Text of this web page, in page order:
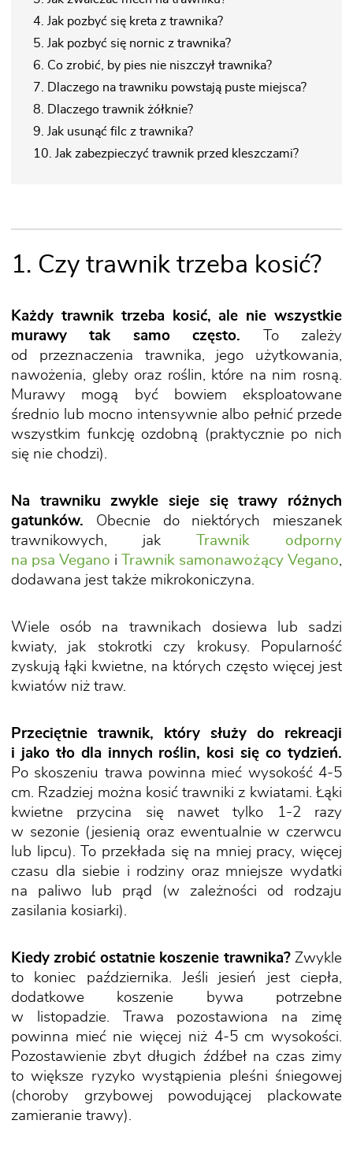
4. Jak pozbyć się kreta z trawnika?
5. Jak pozbyć się nornic z trawnika?
6. Co zrobić, by pies nie niszczył trawnika?
7. Dlaczego na trawniku powstają puste miejsca?
8. Dlaczego trawnik żółknie?
9. Jak usunąć filc z trawnika?
10. Jak zabezpieczyć trawnik przed kleszczami?
1. Czy trawnik trzeba kosić?
Każdy trawnik trzeba kosić, ale nie wszystkie
murawy tak samo często. To zależy
od przeznaczenia trawnika, jego użytkowania,
nawożenia, gleby oraz roślin, które na nim rosną.
Murawy mogą być bowiem eksploatowane
średnio lub mocno intensywnie albo pełnić przede
wszystkim funkcję ozdobną (praktycznie po nich
się nie chodzi).
Na trawniku zwykle sieje się trawy różnych
gatunków. Obecnie do niektórych mieszanek
trawnikowych, jak
Trawnik odporny
na psa Vegano i Trawnik samonawożący Vegano,
dodawana jest także mikrokoniczyna.
Wiele osób na trawnikach dosiewa lub sadzi
kwiaty, jak stokrotki czy krokusy. Popularność
zyskują łąki kwietne, na których często więcej jest
kwiatów niż traw.
Przeciętnie trawnik, który służy do rekreacji
i jako tło dla innych roślin, kosi się co tydzień.
Po skoszeniu trawa powinna mieć wysokość 4-5
cm. Rzadziej można kosić trawniki z kwiatami. Łąki
kwietne przycina się nawet tylko 1-2 razy
w sezonie (jesienią oraz ewentualnie w czerwcu
lub lipcu). To przekłada się na mniej pracy, więcej
czasu dla siebie i rodziny oraz mniejsze wydatki
na paliwo lub prąd (w zależności od rodzaju
zasilania kosiarki).
Kiedy zrobić ostatnie koszenie trawnika?Zwykle
to koniec października. Jeśli jesień jest ciepła,
dodatkowe koszenie bywa potrzebne
w listopadzie. Trawa pozostawiona na zimę
powinna mieć nie więcej niż 4-5 cm wysokości.
Pozostawienie zbyt długich źdźbeł na czas zimy
to większe ryzyko wystąpienia pleśni śniegowej
(choroby grzybowej powodującej plackowate
zamieranie trawy).